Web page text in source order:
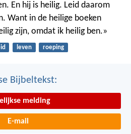
En hij is heilig. Leid daarom
Want in de heilige boeken
zijn, omdat ik heilig ben.»
leven roeping
Bijbeltekst:
melding
E-mail